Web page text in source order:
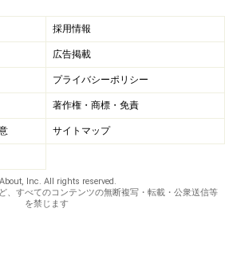
したマクロの下側に入力します。
前を「ファイル名変更」としてお
理が終了したことが明確にわかる
で「リネーム処理が終了しまし
ジを表示するステートメントを記
採用情報
広告掲載
プライバシーポリシー
著作権・商標・免責
サイトマップ
Inc. All rights reserved.
、すべてのコンテンツの無断複写・転載・公衆送信等
を禁じます